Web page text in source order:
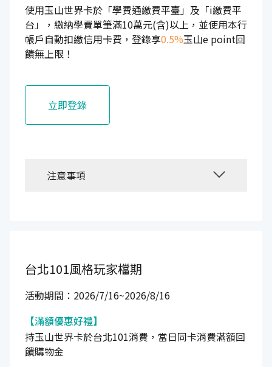
使用玉山世界卡於「學費通繳費平臺」及「i繳費平
台」，繳納學費單筆滿10萬元(含)以上，並使用本行
帳戶自動扣繳信用卡費，登錄享0.5%玉山e point回
饋無上限！
立即登錄
注意事項
台北101風格玩家檔期
活動期間：2026/7/16~2026/8/16
【滿額優惠好禮】
持玉山世界卡於台北101消費，當日同卡消費滿額回
饋購物金